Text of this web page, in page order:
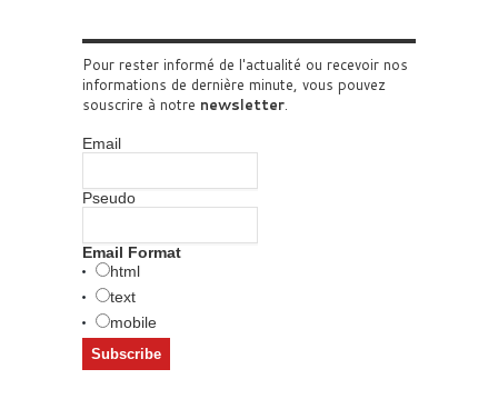
Pour rester informé de l'actualité ou recevoir nos
informations de dernière minute, vous pouvez
souscrire à notre newsletter.
Email
Pseudo
Email Format
html
text
mobile